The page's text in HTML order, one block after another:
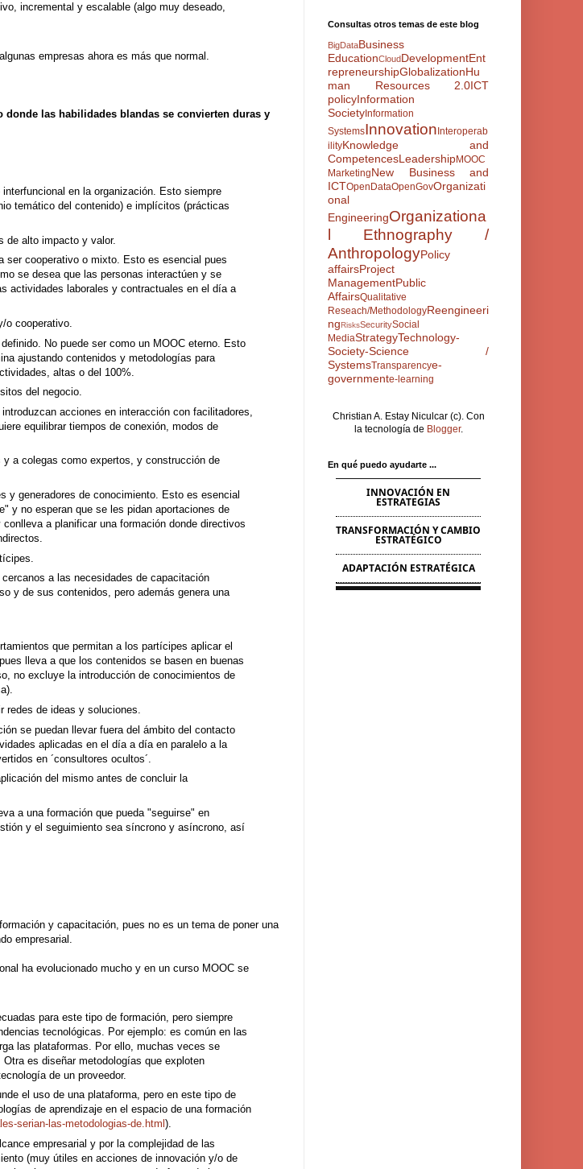
incremental y escalable (algo muy deseado,
empresas ahora es más que normal.
donde las habilidades blandas se convierten duras y
en la organización. Esto siempre
temático del contenido) e implícitos (prácticas
de alto impacto y valor.
ser cooperativo o mixto. Esto es esencial pues
se desea que las personas interactúen y se
actividades laborales y contractuales en el día a
o cooperativo.
No puede ser como un MOOC eterno. Esto
ajustando contenidos y metodologías para
altas o del 100%.
del negocio.
acciones en interacción con facilitadores,
equilibrar tiempos de conexión, modos de
a colegas como expertos, y construcción de
y generadores de conocimiento. Esto es esencial
y no esperan que se les pidan aportaciones de
a planificar una formación donde directivos
a las necesidades de capacitación
y de sus contenidos, pero además genera una
que permitan a los partícipes aplicar el
lleva a que los contenidos se basen en buenas
no excluye la introducción de conocimientos de
redes de ideas y soluciones.
se puedan llevar fuera del ámbito del contacto
aplicadas en el día a día en paralelo a la
en ´consultores ocultos´.
del mismo antes de concluir la
a una formación que pueda "seguirse" en
y el seguimiento sea síncrono y asíncrono, así
y capacitación, pues no es un tema de poner una
empresarial.
ha evolucionado mucho y en un curso MOOC se
para este tipo de formación, pero siempre
tecnológicas. Por ejemplo: es común en las
las plataformas. Por ello, muchas veces se
es diseñar metodologías que exploten
de un proveedor.
el uso de una plataforma, pero en este tipo de
de aprendizaje en el espacio de una formación
serian-las-metodologias-de.html ).
empresarial y por la complejidad de las
(muy útiles en acciones de innovación y/o de
Consultas otros temas de este blog
BigDataBusiness
EducationCloudDevelopmentEnt
repreneurshipGlobalizationHu
man Resources 2.0ICT
policyInformation
Society Information
SystemsInnovation Interoperab
ilityKnowledge and
CompetencesLeadershipMOOC
MarketingNew Business and
ICTOpenDataOpenGovOrganizati
onal
EngineeringOrganizationa
l Ethnography /
AnthropologyPolicy
affairsProject
ManagementPublic
AffairsQualitative
Reseach/MethodologyReengineeri
ngRisksSecuritySocial
MediaStrategyTechnology-
Society-Science /
SystemsTransparencye-
governmente-learning
Christian A. Estay Niculcar (c). Con
la tecnología de Blogger.
En qué puedo ayudarte ...
INNOVACIÓN EN
ESTRATEGIAS
TRANSFORMACIÓN Y CAMBIO
ESTRATÉGICO
ADAPTACIÓN ESTRATÉGICA